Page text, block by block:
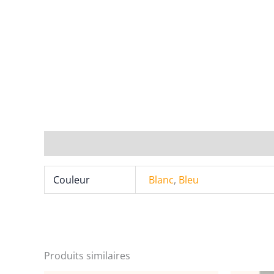
Couleur Blanc, Bleu
Produits similaires